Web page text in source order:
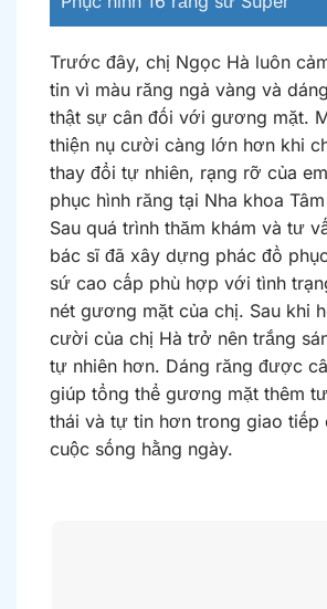
Trước đây, chị Ngọc Hà luôn
tin vì màu răng ngả vàng và
thật sự cân đối với gương mặt.
thiện nụ cười càng lớn hơn khi
thay đổi tự nhiên, rạng rỡ của
phục hình răng tại Nha khoa
Sau quá trình thăm khám và tư
bác sĩ đã xây dựng phác đồ
sứ cao cấp phù hợp với tình
nét gương mặt của chị. Sau khi
cười của chị Hà trở nên trắng
tự nhiên hơn. Dáng răng được
giúp tổng thể gương mặt thêm
thái và tự tin hơn trong giao tiếp
cuộc sống hằng ngày.